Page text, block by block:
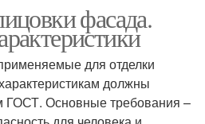
фасада.
для отделки
должны
ГОСТ. Основные требования –